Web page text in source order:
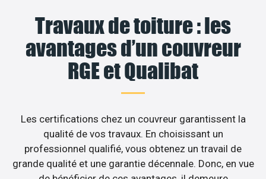
Travaux de toiture : les
avantages d’un couvreur
RGE et Qualibat
Les certifications chez un couvreur garantissent la
qualité de vos travaux. En choisissant un
professionnel qualifié, vous obtenez un travail de
grande qualité et une garantie décennale. Donc, en vue